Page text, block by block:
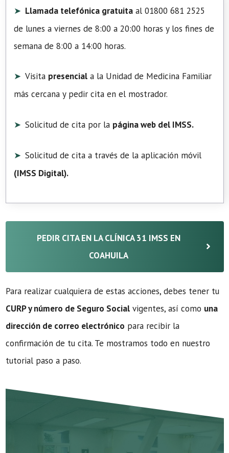
Llamada telefónica gratuita al 01800 681 2525
de lunes a viernes de 8:00 a 20:00 horas y los fines de
semana de 8:00 a 14:00 horas.
Visita presencial a la Unidad de Medicina Familiar
más cercana y pedir cita en el mostrador.
Solicitud de cita por la página web del IMSS.
Solicitud de cita a través de la aplicación móvil
(IMSS Digital).
PEDIR CITA EN LA CLÍNICA 31 IMSS EN
COAHUILA
Para realizar cualquiera de estas acciones, debes tener tu
CURP y número de Seguro Social vigentes, así como una
dirección de correo electrónico para recibir la
confirmación de tu cita. Te mostramos todo en nuestro
tutorial paso a paso.